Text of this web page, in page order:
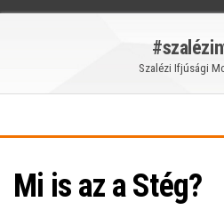
content
Szalézi Ifjúsági
Mi is az a Stég?